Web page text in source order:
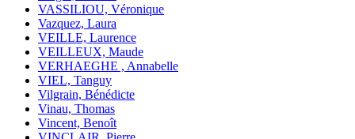
VASSILIOU, Véronique
Vazquez, Laura
VEILLE, Laurence
VEILLEUX, Maude
VERHAEGHE , Annabelle
VIEL, Tanguy
Vilgrain, Bénédicte
Vinau, Thomas
Vincent, Benoît